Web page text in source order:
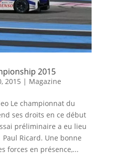
2015
2015 | Magazine
Le championnat du
ses droits en ce début
préliminaire a eu lieu
Ricard. Une bonne
forces en présence,...